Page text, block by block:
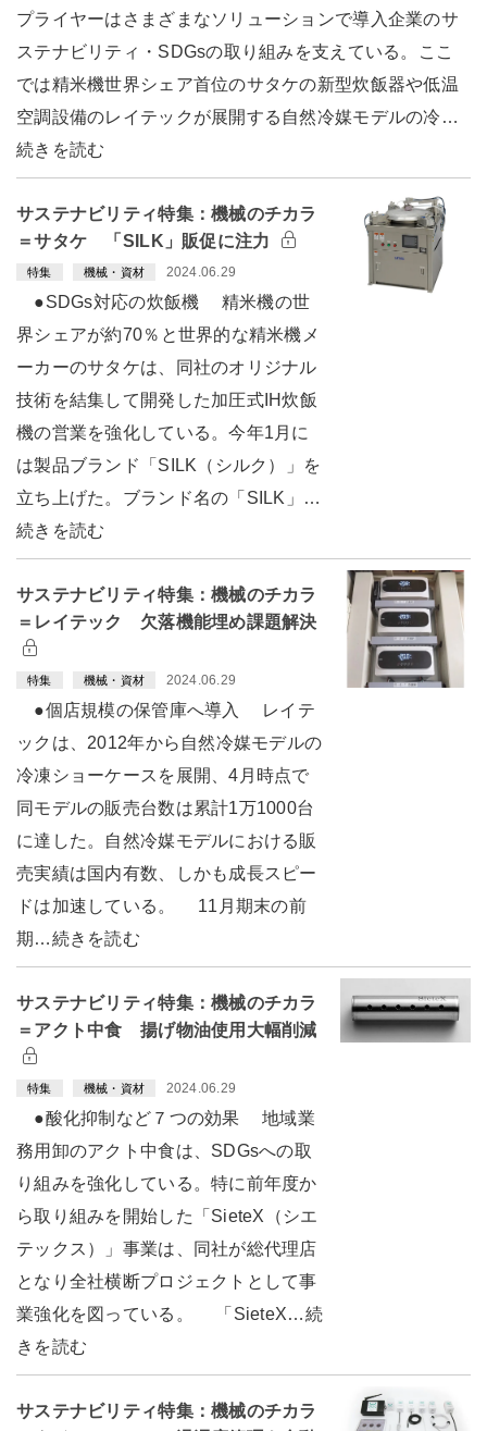
プライヤーはさまざまなソリューションで導入企業のサ
ステナビリティ・SDGsの取り組みを支えている。ここ
では精米機世界シェア首位のサタケの新型炊飯器や低温
空調設備のレイテックが展開する自然冷媒モデルの冷…
続きを読む
サステナビリティ特集：機械のチカラ
＝サタケ 「SILK」販促に注力
特集 機械・資材 2024.06.29
●SDGs対応の炊飯機 精米機の世
界シェアが約70％と世界的な精米機メ
ーカーのサタケは、同社のオリジナル
技術を結集して開発した加圧式IH炊飯
機の営業を強化している。今年1月に
は製品ブランド「SILK（シルク）」を
立ち上げた。ブランド名の「SILK」…
続きを読む
サステナビリティ特集：機械のチカラ
＝レイテック 欠落機能埋め課題解決
特集 機械・資材 2024.06.29
●個店規模の保管庫へ導入 レイテ
ックは、2012年から自然冷媒モデルの
冷凍ショーケースを展開、4月時点で
同モデルの販売台数は累計1万1000台
に達した。自然冷媒モデルにおける販
売実績は国内有数、しかも成長スピー
ドは加速している。 11月期末の前
期…続きを読む
サステナビリティ特集：機械のチカラ
＝アクト中食 揚げ物油使用大幅削減
特集 機械・資材 2024.06.29
●酸化抑制など７つの効果 地域業
務用卸のアクト中食は、SDGsへの取
り組みを強化している。特に前年度か
ら取り組みを開始した「SieteX（シエ
テックス）」事業は、同社が総代理店
となり全社横断プロジェクトとして事
業強化を図っている。 「SieteX…続
きを読む
サステナビリティ特集：機械のチカラ